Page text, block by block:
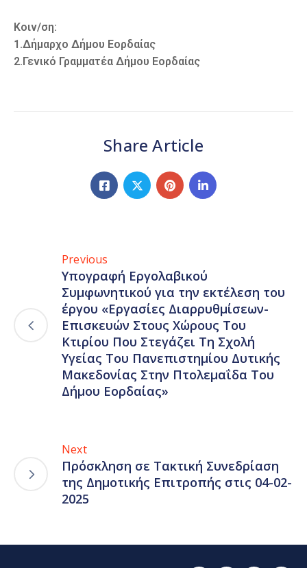
Κοιν/ση:
1.Δήμαρχο Δήμου Εορδαίας
2.Γενικό Γραμματέα Δήμου Εορδαίας
Share Article
Previous
Υπογραφή Εργολαβικού
Συμφωνητικού για την εκτέλεση του
έργου «Εργασίες Διαρρυθμίσεων-
Επισκευών Στους Χώρους Του
Κτιρίου Που Στεγάζει Τη Σχολή
Υγείας Του Πανεπιστημίου Δυτικής
Μακεδονίας Στην Πτολεμαΐδα Του
Δήμου Εορδαίας»
Next
Πρόσκληση σε Τακτική Συνεδρίαση
της Δημοτικής Επιτροπής στις 04-02-
2025